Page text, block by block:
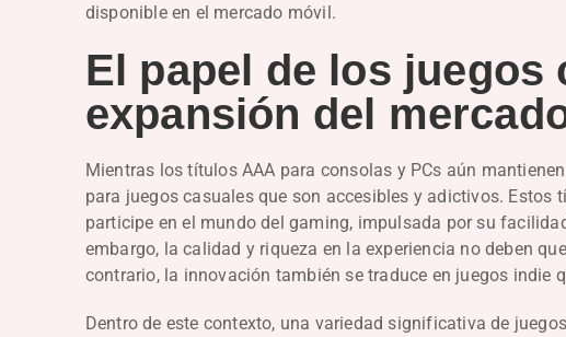
disponible en el mercado móvil.
El papel de los juegos
expansión del
Mientras los títulos AAA para consolas y PCs aún
para juegos casuales que son accesibles y adictivos.
participe en el mundo del gaming, impulsada por su
embargo, la calidad y riqueza en la experiencia no deben
contrario, la innovación también se traduce en juegos indie
Dentro de este contexto, una variedad significativa de